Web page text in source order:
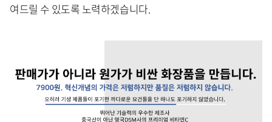
여드릴 수 있도록 노력하겠습니다.